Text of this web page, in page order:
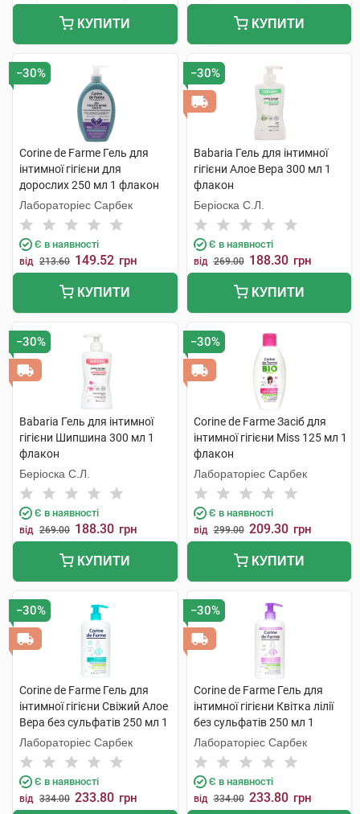
КУПИТИ КУПИТИ
−30%
Corine de Farme Гель для
інтимної гігієни для
дорослих 250 мл 1 флакон
Лабораторіес Сарбек
Є в наявності
від 213.60 149.52 грн
КУПИТИ
−30%
Babaria Гель для інтимної
гігієни Алое Вера 300 мл 1
флакон
Беріоска С.Л.
Є в наявності
від 269.00 188.30 грн
КУПИТИ
−30%
Babaria Гель для інтимної
гігієни Шипшина 300 мл 1
флакон
Беріоска С.Л.
Є в наявності
від 269.00 188.30 грн
КУПИТИ
−30%
Corine de Farme Засіб для
інтимної гігієни Miss 125 мл 1
флакон
Лабораторіес Сарбек
Є в наявності
від 299.00 209.30 грн
КУПИТИ
−30%
Corine de Farme Гель для
інтимної гігієни Свіжий Алое
Вера без сульфатів 250 мл 1
флакон
Лабораторіес Сарбек
Є в наявності
від 334.00 233.80 грн
−30%
Corine de Farme Гель для
інтимної гігієни Квітка лілії
без сульфатів 250 мл 1
флакон
Лабораторіес Сарбек
Є в наявності
від 334.00 233.80 грн